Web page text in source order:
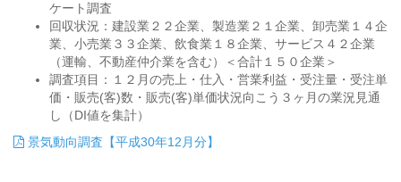
ケート調査
回収状況：建設業２２企業、製造業２１企業、卸売業１４企
業、小売業３３企業、飲食業１８企業、サービス４２企業
（運輸、不動産仲介業を含む）＜合計１５０企業＞
調査項目：１２月の売上・仕入・営業利益・受注量・受注単
価・販売(客)数・販売(客)単価状況向こう３ヶ月の業況見通
し（DI値を集計）
景気動向調査【平成30年12月分】